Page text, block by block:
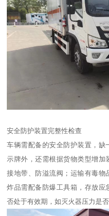
安全防护装置完整性检查​
车辆需配备的安全防护装置，
示牌外，还需根据货物类型增
接地带、防溢流阀；运输有毒物
炸品需配备防爆工具箱，存放应
否处于有效期，如灭火器压力是